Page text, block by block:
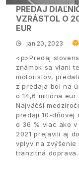
PREDAJ
VZRÁSTOL O
EUR
jan 20, 2023
<p>Predaj
známok sa vlani
motoristov,
z predaja bol na
o 14,6 milióna
Najväčší
predaji 10-dňovej
o 36 % viac ako
2021 prejavili aj
vplyv na
tranzitná